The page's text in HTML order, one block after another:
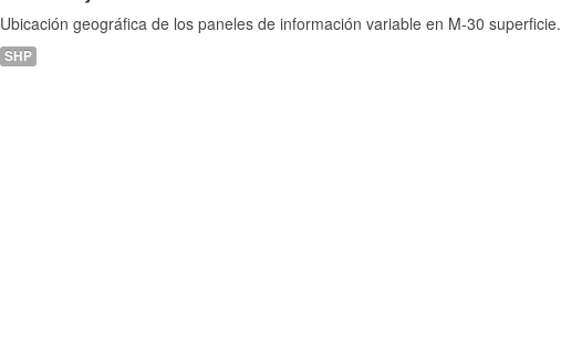
Ubicación geográfica de los paneles de información variable en M-30 superficie.
SHP